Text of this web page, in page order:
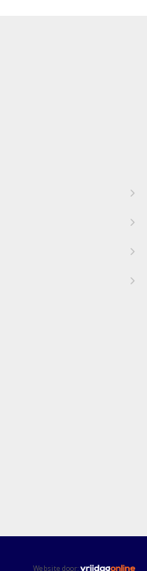
Website door: